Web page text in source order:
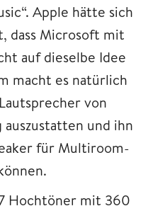
Apple hätte sich
dass Microsoft mit
auf dieselbe Idee
macht es natürlich
von
auszustatten und ihn
für Multiroom-
Hochtöner mit 360